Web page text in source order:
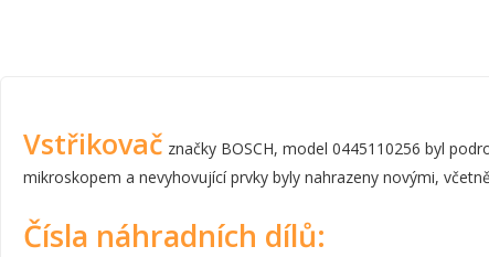
Vstřikovač značky BOSCH, model 0445110256 byl
mikroskopem a nevyhovující prvky byly nahrazeny novými,
Čísla náhradních dílů: